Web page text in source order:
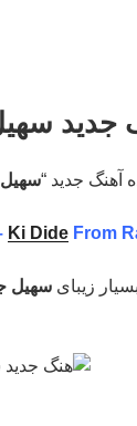
جدید
آهنگ جدید “
Ki DideFrom
زیبای سهیل